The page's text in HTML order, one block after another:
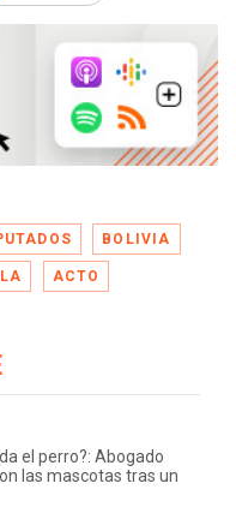
BOLIVIA
ACTO
el perro?: Abogado
las mascotas tras un